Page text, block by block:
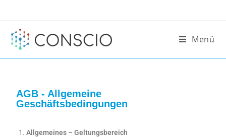
Menü
AGB - Allgemeine
Geschäftsbedingungen
Allgemeines – Geltungsbereich